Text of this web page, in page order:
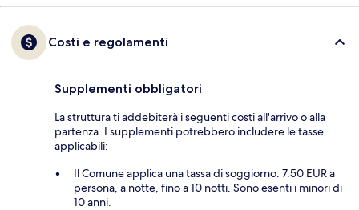
Costi e regolamenti
Supplementi obbligatori
La struttura ti addebiterà i seguenti costi all'arrivo o alla
partenza. I supplementi potrebbero includere le tasse
applicabili:
Il Comune applica una tassa di soggiorno: 7.50 EUR a
persona, a notte, fino a 10 notti. Sono esenti i minori di
10 anni.